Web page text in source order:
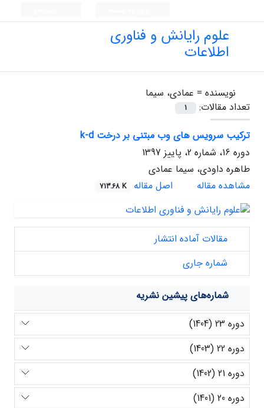
علوم رایانش و فناوری
اطلاعات
نویسنده = عمادی، سیما
تعداد مقالات:
1
ترکیب سرویس های وب مبتنی بر درخت k-d
دوره 16، شماره 2، پاییز 1397
طاهره داودی، سیما عمادی
مشاهده مقاله
اصل مقاله 713.68 K
مقالات آماده انتشار
شماره جاری
شماره‌های پیشین نشریه
دوره 23 (1404)
دوره 22 (1403)
دوره 21 (1402)
دوره 20 (1401)